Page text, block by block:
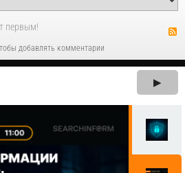
первым!
добавлять комментарии
▶